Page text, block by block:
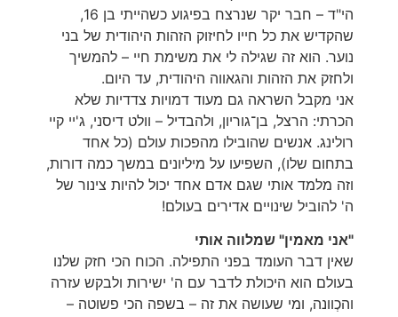
הי"ד – חבר יקר שנרצח בפיגוע כשהייתי בן 16,
שהקדיש את כל חייו לחיזוק הזהות היהודית של בני
נוער. הוא זה שגילה לי את משימת חיי – להמשיך
ולחזק את הזהות והגאווה היהודית, עד היום.
אני מקבל השראה גם מעוד דמויות צדדיות שלא
הכרתי: הרצל, בן־גוריון, ולהבדיל – וולט דיסני, ג'יי קיי
רולינג. אנשים שהובילו מהפכות עולם (כל אחד
בתחום שלו), השפיעו על מיליונים במשך כמה דורות,
וזה מלמד אותי שגם אדם אחד יכול להיות צינור של
ה' להוביל שינויים אדירים בעולם!
"אני מאמין" שמלווה אותי
שאין דבר העומד בפני התפילה. הכוח הכי חזק שלנו
בעולם הוא היכולת לדבר עם ה' ישירות ולבקש עזרה
והכְוונה, ומי שעושה את זה – בשפה הכי פשוטה –